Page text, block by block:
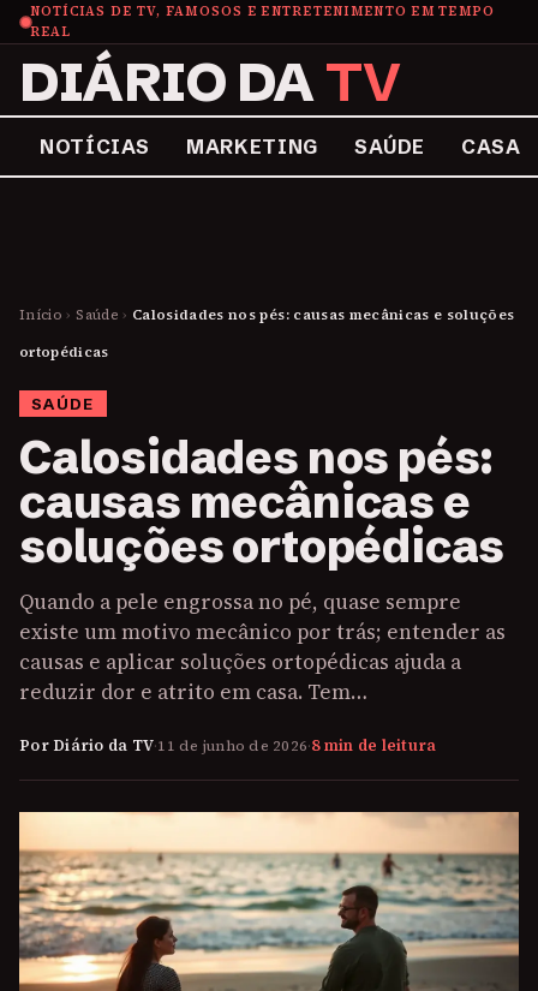
NOTÍCIAS DE TV, FAMOSOS E ENTRETENIMENTO EM TEMPO
REAL
DIÁRIO DATV
NOTÍCIAS MARKETING SAÚDE CASA
Início › Saúde › Calosidades nos pés: causas mecânicas e soluções
ortopédicas
SAÚDE
Calosidades nos pés:
causas mecânicas e
soluções ortopédicas
Quando a pele engrossa no pé, quase sempre
existe um motivo mecânico por trás; entender as
causas e aplicar soluções ortopédicas ajuda a
reduzir dor e atrito em casa. Tem…
Por Diário da TV·11 de junho de 2026·8 min de leitura